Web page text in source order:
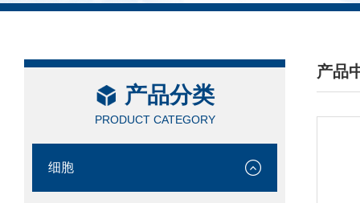
产品分类
PRODUCT CATEGORY
细胞
产品
/